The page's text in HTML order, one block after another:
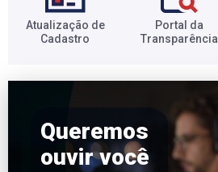
Atualização de
Cadastro​
Portal da
Transparência​
Queremos
ouvir você